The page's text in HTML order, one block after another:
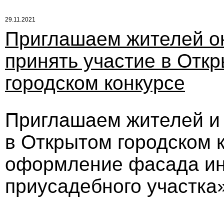
29.11.2021
Приглашаем жителей
принять участие в
городском конкурсе
Приглашаем жителей и
в Открытом городском
оформление фасада
приусадебного